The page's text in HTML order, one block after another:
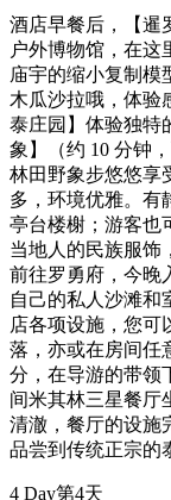
酒店早餐后，【暹
户外博物馆，在这
庙宇的缩小复制模
木瓜沙拉哦，体验
泰庄园】体验独特
象】（约 10 分钟
林田野象步悠悠享
多，环境优雅。有
亭台楼榭；游客也
当地人的民族服饰
前往罗勇府，今晚
自己的私人沙滩和
店各项设施，您可
落，亦或在房间任
分，在导游的带领
间米其林三星餐厅
清澈，餐厅的设施
品尝到传统正宗的
4 Day第4天